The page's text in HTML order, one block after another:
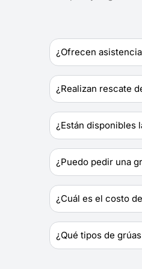
¿Ofrecen
¿Realizan rescate
¿Están disponibles
¿Puedo pedir una
¿Cuál es el costo
¿Qué tipos de